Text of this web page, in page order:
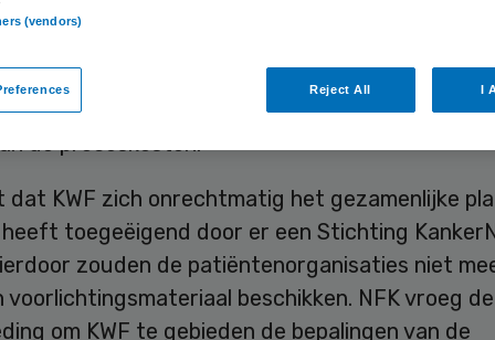
Amsterdam heeft NFK in het ongelijk gesteld
over het platform Kanker.nl. De rechter
van NFK af en veroordeelt de
de proceskosten.
dat KWF zich onrechtmatig het gezamenlijke
heeft toegeëigend door er een Stichting
zouden de patiëntenorganisaties niet
voorlichtingsmateriaal beschikken. NFK vroeg
om KWF te gebieden de bepalingen van de
(vendors)
Reject All I